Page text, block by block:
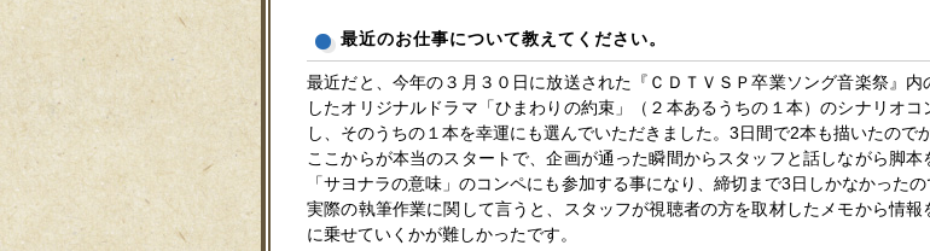
最近のお仕事について教えてください。
最近だと、今年の３月３０日に放送された『ＣＤＴＶＳＰ卒業ソング音楽祭』
したオリジナルドラマ「ひまわりの約束」（２本あるうちの１本）のシナリオ
し、そのうちの１本を幸運にも選んでいただきました。3日間で2本も描いたので
ここからが本当のスタートで、企画が通った瞬間からスタッフと話しながら脚
「サヨナラの意味」のコンペにも参加する事になり、締切まで3日しかなかった
実際の執筆作業に関して言うと、スタッフが視聴者の方を取材したメモから情
に乗せていくかが難しかったです。